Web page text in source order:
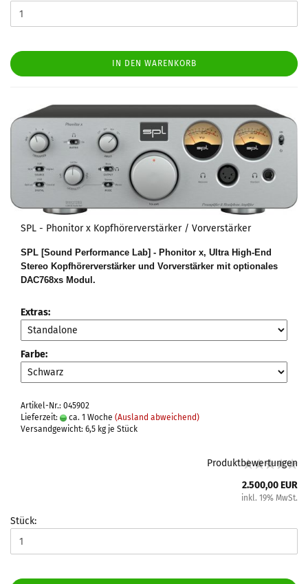
IN DEN WARENKORB
SPL - Phonitor x Kopfhörerverstärker / Vorverstärker
SPL [Sound Performance Lab] - Phonitor x, Ultra High-End
Stereo Kopfhörerverstärker und Vorverstärker mit optionales
DAC768xs Modul.
Extras:
Farbe:
Artikel-Nr.: 045902
Lieferzeit:
ca. 1 Woche (Ausland abweichend)
Versandgewicht: 6,5 kg je Stück
Produktbewertungen
2.500,00 EUR
inkl. 19% MwSt.
Stück: